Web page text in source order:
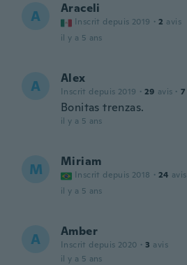
A Araceli
Inscrit depuis 2019 · 2 avis
il y a 5 ans
A Alex
Inscrit depuis 2019 · 29 avis · 7
Bonitas trenzas.
il y a 5 ans
M Miriam
Inscrit depuis 2018 · 24 avis
il y a 5 ans
A Amber
Inscrit depuis 2020 · 3 avis
il y a 5 ans